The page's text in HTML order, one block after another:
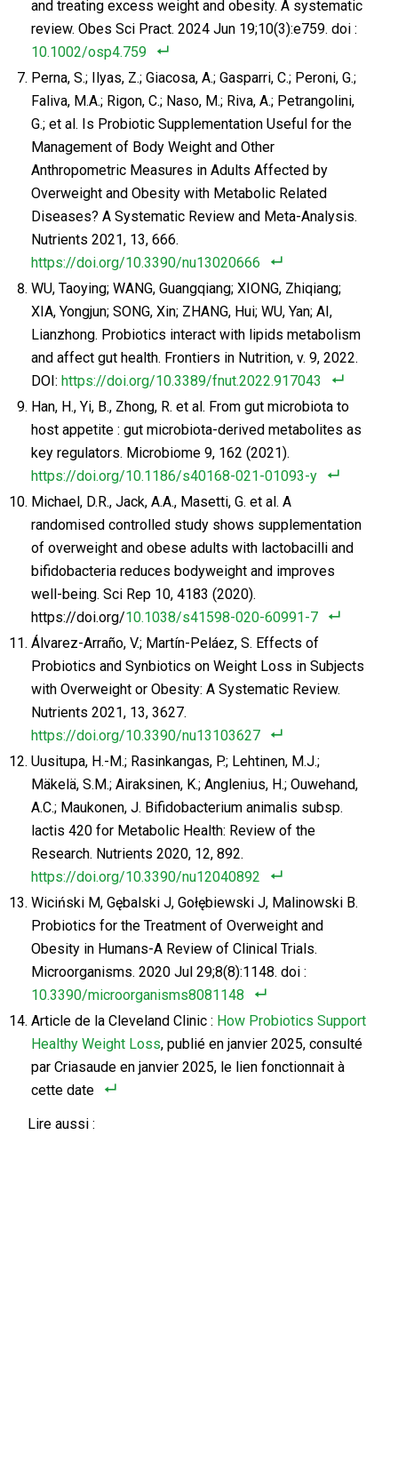
and treating excess weight and obesity. A systematic
review. Obes Sci Pract. 2024 Jun 19;10(3):e759. doi :
10.1002/osp4.759
Perna, S.; Ilyas, Z.; Giacosa, A.; Gasparri, C.; Peroni, G.;
Faliva, M.A.; Rigon, C.; Naso, M.; Riva, A.; Petrangolini,
G.; et al. Is Probiotic Supplementation Useful for the
Management of Body Weight and Other
Anthropometric Measures in Adults Affected by
Overweight and Obesity with Metabolic Related
Diseases? A Systematic Review and Meta-Analysis.
Nutrients 2021, 13, 666.
https://doi.org/10.3390/nu13020666
WU, Taoying; WANG, Guangqiang; XIONG, Zhiqiang;
XIA, Yongjun; SONG, Xin; ZHANG, Hui; WU, Yan; AI,
Lianzhong. Probiotics interact with lipids metabolism
and affect gut health. Frontiers in Nutrition, v. 9, 2022.
DOI: https://doi.org/10.3389/fnut.2022.917043
Han, H., Yi, B., Zhong, R. et al. From gut microbiota to
host appetite : gut microbiota-derived metabolites as
key regulators. Microbiome 9, 162 (2021).
https://doi.org/10.1186/s40168-021-01093-y
Michael, D.R., Jack, A.A., Masetti, G. et al. A
randomised controlled study shows supplementation
of overweight and obese adults with lactobacilli and
bifidobacteria reduces bodyweight and improves
well-being. Sci Rep 10, 4183 (2020).
https://doi.org/10.1038/s41598-020-60991-7
Álvarez-Arraño, V.; Martín-Peláez, S. Effects of
Probiotics and Synbiotics on Weight Loss in Subjects
with Overweight or Obesity: A Systematic Review.
Nutrients 2021, 13, 3627.
https://doi.org/10.3390/nu13103627
Uusitupa, H.-M.; Rasinkangas, P.; Lehtinen, M.J.;
Mäkelä, S.M.; Airaksinen, K.; Anglenius, H.; Ouwehand,
A.C.; Maukonen, J. Bifidobacterium animalis subsp.
lactis 420 for Metabolic Health: Review of the
Research. Nutrients 2020, 12, 892.
https://doi.org/10.3390/nu12040892
Wiciński M, Gębalski J, Gołębiewski J, Malinowski B.
Probiotics for the Treatment of Overweight and
Obesity in Humans-A Review of Clinical Trials.
Microorganisms. 2020 Jul 29;8(8):1148. doi :
10.3390/microorganisms8081148
Article de la Cleveland Clinic : How Probiotics Support
Healthy Weight Loss, publié en janvier 2025, consulté
par Criasaude en janvier 2025, le lien fonctionnait à
cette date
Lire aussi :